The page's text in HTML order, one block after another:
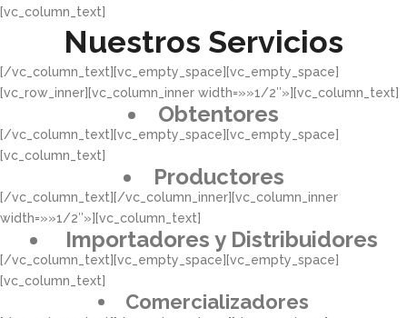
[vc_column_text]
Nuestros Servicios
[/vc_column_text][vc_empty_space][vc_empty_space]
[vc_row_inner][vc_column_inner width=»»1/2″»][vc_column_text]
Obtentores
[/vc_column_text][vc_empty_space][vc_empty_space]
[vc_column_text]
Productores
[/vc_column_text][/vc_column_inner][vc_column_inner
width=»»1/2″»][vc_column_text]
Importadores y Distribuidores
[/vc_column_text][vc_empty_space][vc_empty_space]
[vc_column_text]
Comercializadores